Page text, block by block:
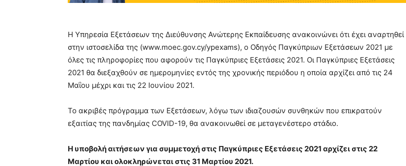
Η Υπηρεσία Εξετάσεων της Διεύθυνσης Ανώτερης Εκπαίδευσης ανακοινώνει ότι έχει αναρτηθεί
στην ιστοσελίδα της (www.moec.gov.cy/ypexams), ο Οδηγός Παγκύπριων Εξετάσεων 2021 με
όλες τις πληροφορίες που αφορούν τις Παγκύπριες Εξετάσεις 2021. Oι Παγκύπριες Εξετάσεις
2021 θα διεξαχθούν σε ημερομηνίες εντός της χρονικής περιόδου η οποία αρχίζει από τις 24
Μαΐου μέχρι και τις 22 Ιουνίου 2021.
Το ακριβές πρόγραμμα των Εξετάσεων, λόγω των ιδιαζουσών συνθηκών που επικρατούν
εξαιτίας της πανδημίας COVID-19, θα ανακοινωθεί σε μεταγενέστερο στάδιο.
Η υποβολή αιτήσεων για συμμετοχή στις Παγκύπριες Εξετάσεις 2021 αρχίζει στις 22
Μαρτίου και ολοκληρώνεται στις 31 Μαρτίου 2021.